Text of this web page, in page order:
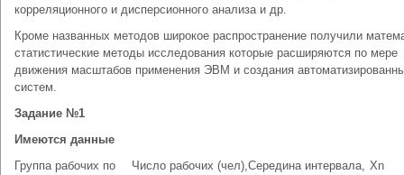
корреляционного и дисперсионного анализа и др.
Кроме названных методов широкое распространение получили
статистические методы исследования которые расширяются по мере
движения масштабов применения ЭВМ и создания
систем.
Задание №1
Имеются данные
Группа рабочих по
Число рабочих (чел),Середина интервала, Xn